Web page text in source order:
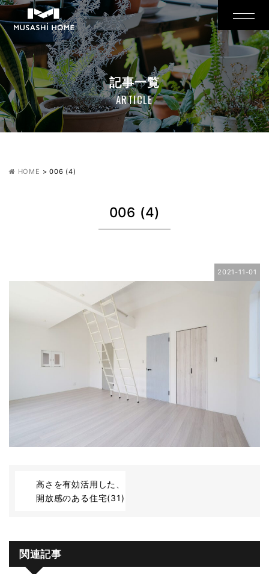
記事一覧
ARTICLE
HOME >006 (4)
006 (4)
2021-11-01
高さを有効活用した、
開放感のある住宅(31)
関連記事